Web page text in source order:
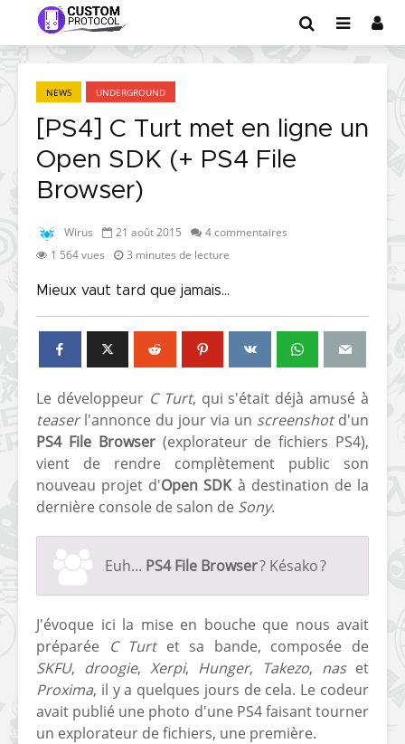
NEWS UNDERGROUND
[PS4] C Turt met en ligne un
Open SDK (+ PS4 File
Browser)
Wirus 21 août 2015
4 commentaires
1 564 vues
3 minutes de lecture
Mieux vaut tard que jamais...
Le développeur C Turt, qui s'était déjà amusé à
teaserl'annonce du jour via un screenshotd'un
PS4 File Browser(explorateur de fichiers PS4),
vient de rendre complètement public son
nouveau projet d'Open SDKà destination de la
dernière console de salon de Sony.
Euh... PS4 File Browser? Késako ?
J'évoque ici la mise en bouche que nous avait
préparée
C Turtet sa bande, composée de
SKFU, droogie, Xerpi, Hunger, Takezo, naset
Proxima, il y a quelques jours de cela. Le codeur
avait publié une photo d'une PS4 faisant tourner
un explorateur de fichiers, une première.